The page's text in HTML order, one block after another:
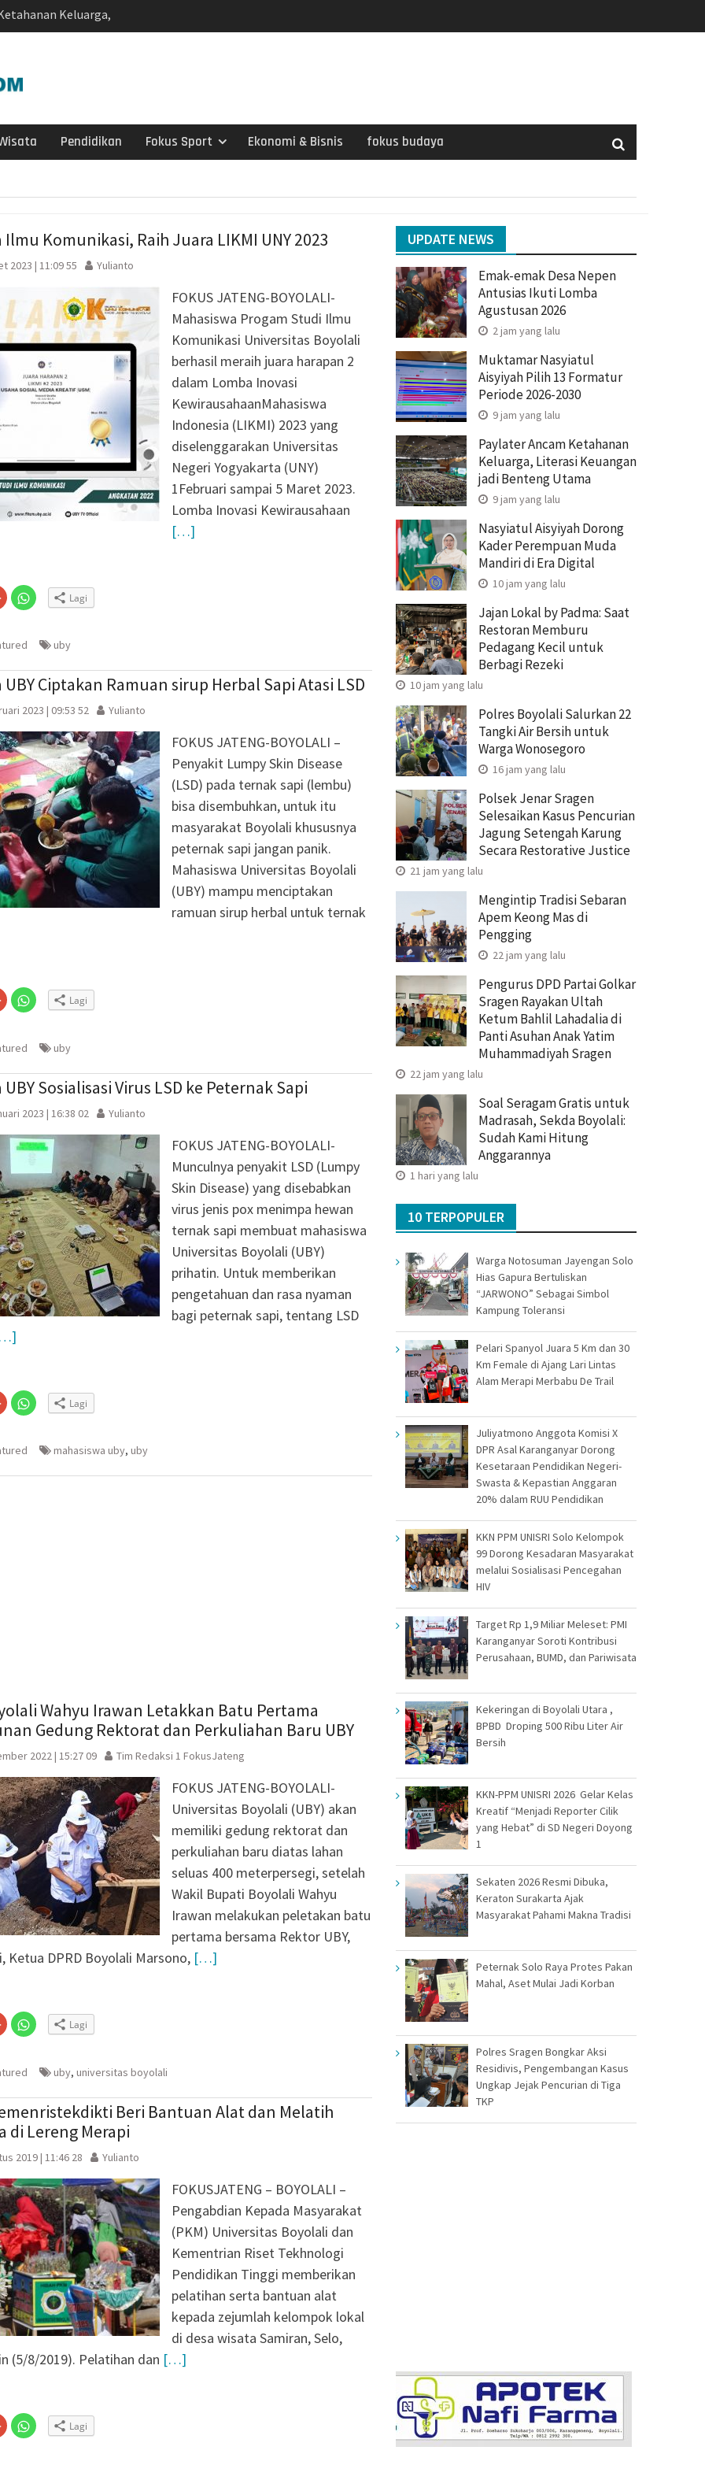
Keluarga,
jadi Benteng Utama
di Era Digital
Saat Restoran
22 Tangki Air
Sebaran Apem Keong
Bahlil Lahadalia
Yatim
untuk Madrasah,
Kami Hitung
Nepen Antusias Ikuti
2026
Aisyiyah Pilih 13
2026-2030
Pendidikan Fokus Sport Ekonomi & Bisnis fokus budaya
Ilmu Komunikasi, Raih Juara LIKMI UNY 2023
2023 | 11:09 55 Yulianto
FOKUS JATENG-BOYOLALI-
Mahasiswa Progam Studi Ilmu
Komunikasi Universitas Boyolali
berhasil meraih juara harapan 2
dalam Lomba Inovasi
KewirausahaanMahasiswa
Indonesia (LIKMI) 2023 yang
diselenggarakan Universitas
Negeri Yogyakarta (UNY)
1Februari sampai 5 Maret 2023.
Lomba Inovasi Kewirausahaan
[…]
Klik
untuk
berbagi
(Membuka
di
yang
baru)
Klik
untuk
jendela
baru)
Lagi
uby
UBY Ciptakan Ramuan sirup Herbal Sapi Atasi LSD
2023 | 09:53 52 Yulianto
FOKUS JATENG-BOYOLALI –
Penyakit Lumpy Skin Disease
(LSD) pada ternak sapi (lembu)
bisa disembuhkan, untuk itu
masyarakat Boyolali khususnya
peternak sapi jangan panik.
Mahasiswa Universitas Boyolali
(UBY) mampu menciptakan
ramuan sirup herbal untuk ternak
Klik
untuk
berbagi
(Membuka
di
yang
baru)
Klik
untuk
jendela
baru)
Lagi
uby
UBY Sosialisasi Virus LSD ke Peternak Sapi
2023 | 16:38 02 Yulianto
FOKUS JATENG-BOYOLALI-
Munculnya penyakit LSD (Lumpy
Skin Disease) yang disebabkan
virus jenis pox menimpa hewan
ternak sapi membuat mahasiswa
Universitas Boyolali (UBY)
prihatin. Untuk memberikan
pengetahuan dan rasa nyaman
bagi peternak sapi, tentang LSD
Klik
untuk
berbagi
(Membuka
di
yang
Klik
untuk
jendela
baru)
Lagi
mahasiswa uby, uby
Wahyu Irawan Letakkan Batu Pertama
Gedung Rektorat dan Perkuliahan Baru UBY
2022 | 15:27 09 Tim Redaksi 1 FokusJateng
FOKUS JATENG-BOYOLALI-
Universitas Boyolali (UBY) akan
memiliki gedung rektorat dan
perkuliahan baru diatas lahan
seluas 400 meterpersegi, setelah
Wakil Bupati Boyolali Wahyu
Irawan melakukan peletakan batu
pertama bersama Rektor UBY,
Ketua DPRD Boyolali Marsono, […]
Klik
untuk
berbagi
(Membuka
di
yang
baru)
Klik
untuk
jendela
baru)
Lagi
uby, universitas boyolali
Beri Bantuan Alat dan Melatih
di Lereng Merapi
2019 | 11:46 28 Yulianto
FOKUSJATENG – BOYOLALI –
Pengabdian Kepada Masyarakat
(PKM) Universitas Boyolali dan
Kementrian Riset Tekhnologi
Pendidikan Tinggi memberikan
pelatihan serta bantuan alat
kepada zejumlah kelompok lokal
di desa wisata Samiran, Selo,
(5/8/2019). Pelatihan dan […]
Klik
untuk
berbagi
Klik
untuk Lagi
UPDATE NEWS
Emak-emak Desa Nepen
Antusias Ikuti Lomba
Agustusan 2026
2 jam yang lalu
Muktamar Nasyiatul
Aisyiyah Pilih 13 Formatur
Periode 2026-2030
9 jam yang lalu
Paylater Ancam Ketahanan
Keluarga, Literasi Keuangan
jadi Benteng Utama
9 jam yang lalu
Nasyiatul Aisyiyah Dorong
Kader Perempuan Muda
Mandiri di Era Digital
10 jam yang lalu
Jajan Lokal by Padma: Saat
Restoran Memburu
Pedagang Kecil untuk
Berbagi Rezeki
10 jam yang lalu
Polres Boyolali Salurkan 22
Tangki Air Bersih untuk
Warga Wonosegoro
16 jam yang lalu
Polsek Jenar Sragen
Selesaikan Kasus Pencurian
Jagung Setengah Karung
Secara Restorative Justice
21 jam yang lalu
Mengintip Tradisi Sebaran
Apem Keong Mas di
Pengging
22 jam yang lalu
Pengurus DPD Partai Golkar
Sragen Rayakan Ultah
Ketum Bahlil Lahadalia di
Panti Asuhan Anak Yatim
Muhammadiyah Sragen
22 jam yang lalu
Soal Seragam Gratis untuk
Madrasah, Sekda Boyolali:
Sudah Kami Hitung
Anggarannya
1 hari yang lalu
10 TERPOPULER
Warga Notosuman Jayengan Solo
Hias Gapura Bertuliskan
“JARWONO” Sebagai Simbol
Kampung Toleransi
Pelari Spanyol Juara 5 Km dan 30
Km Female di Ajang Lari Lintas
Alam Merapi Merbabu De Trail
Juliyatmono Anggota Komisi X
DPR Asal Karanganyar Dorong
Kesetaraan Pendidikan Negeri-
Swasta & Kepastian Anggaran
20% dalam RUU Pendidikan
KKN PPM UNISRI Solo Kelompok
99 Dorong Kesadaran Masyarakat
melalui Sosialisasi Pencegahan
HIV
Target Rp 1,9 Miliar Meleset: PMI
Karanganyar Soroti Kontribusi
Perusahaan, BUMD, dan Pariwisata
Kekeringan di Boyolali Utara ,
BPBD Droping 500 Ribu Liter Air
Bersih
KKN-PPM UNISRI 2026 Gelar Kelas
Kreatif “Menjadi Reporter Cilik
yang Hebat” di SD Negeri Doyong
1
Sekaten 2026 Resmi Dibuka,
Keraton Surakarta Ajak
Masyarakat Pahami Makna Tradisi
Peternak Solo Raya Protes Pakan
Mahal, Aset Mulai Jadi Korban
Polres Sragen Bongkar Aksi
Residivis, Pengembangan Kasus
Ungkap Jejak Pencurian di Tiga
TKP